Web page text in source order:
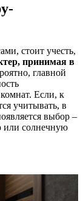
стоит учесть,
принимая в
главной
Если, к
учитывать, в
выбор –
или солнечную